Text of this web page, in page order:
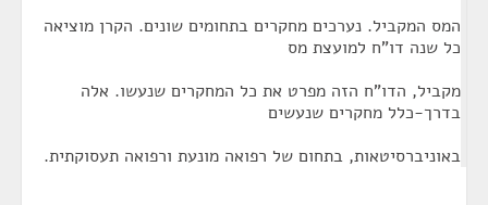
המס המקביל. נערכים מחקרים בתחומים שונים. הקרן מוציאה
כל שנה דו"ח למועצת מס
מקביל, הדו"ח הזה מפרט את כל המחקרים שנעשו. אלה
בדרך-כלל מחקרים שנעשים
באוניברסיטאות, בתחום של רפואה מונעת ורפואה תעסוקתית.